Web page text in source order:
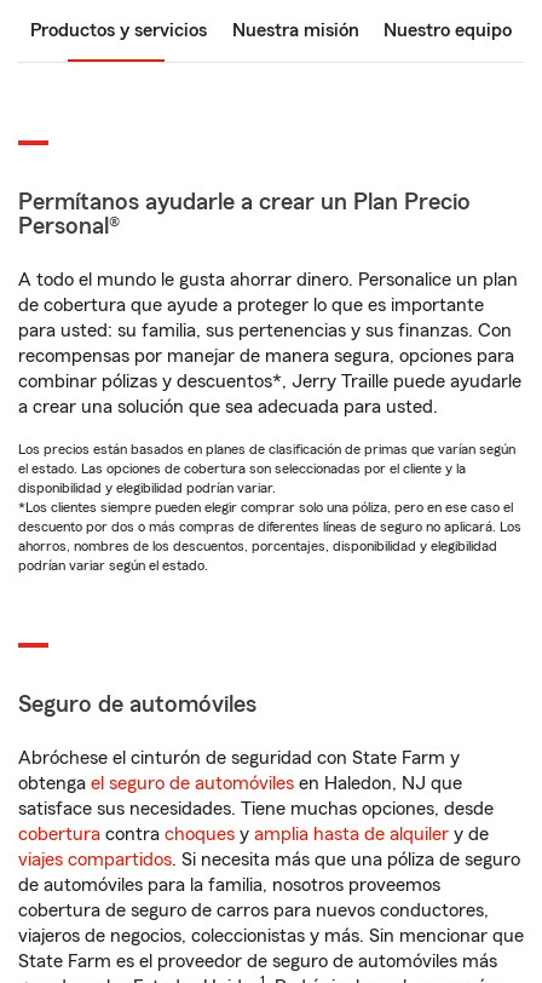
Productos y servicios Nuestra misión Nuestro equipo
Permítanos ayudarle a crear un Plan Precio
Personal®
A todo el mundo le gusta ahorrar dinero. Personalice un plan
de cobertura que ayude a proteger lo que es importante
para usted: su familia, sus pertenencias y sus finanzas. Con
recompensas por manejar de manera segura, opciones para
combinar pólizas y descuentos*, Jerry Traille puede ayudarle
a crear una solución que sea adecuada para usted.
Los precios están basados en planes de clasificación de primas que varían según
el estado. Las opciones de cobertura son seleccionadas por el cliente y la
disponibilidad y elegibilidad podrían variar.
*Los clientes siempre pueden elegir comprar solo una póliza, pero en ese caso el
descuento por dos o más compras de diferentes líneas de seguro no aplicará. Los
ahorros, nombres de los descuentos, porcentajes, disponibilidad y elegibilidad
podrían variar según el estado.
Seguro de automóviles
Abróchese el cinturón de seguridad con State Farm y
obtenga el seguro de automóviles en Haledon, NJ que
satisface sus necesidades. Tiene muchas opciones, desde
cobertura contra choques y amplia hasta de alquiler y de
viajes compartidos. Si necesita más que una póliza de seguro
de automóviles para la familia, nosotros proveemos
cobertura de seguro de carros para nuevos conductores,
viajeros de negocios, coleccionistas y más. Sin mencionar que
State Farm es el proveedor de seguro de automóviles más